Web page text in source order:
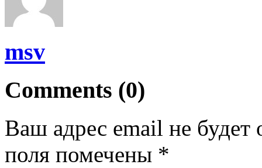
msv
Comments (0)
Ваш адрес email не будет
поля помечены *